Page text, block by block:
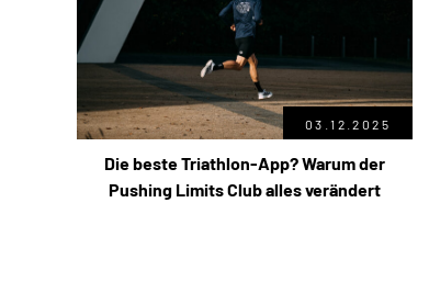
03.12.2025
Die beste Triathlon-App? Warum der
Pushing Limits Club alles verändert